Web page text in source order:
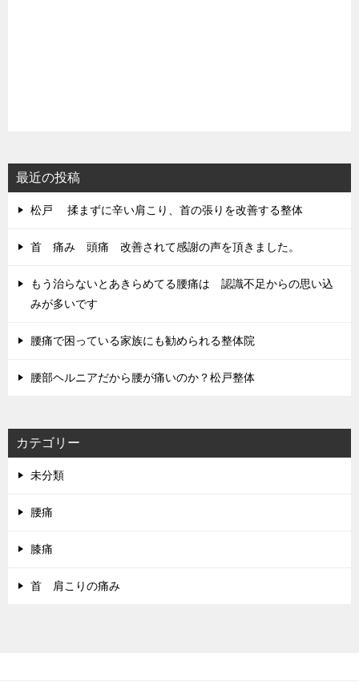
最近の投稿
松戸 揉まずに辛い肩こり、首の張りを改善する整体
首 痛み 頭痛 改善されて感謝の声を頂きました。
もう治らないとあきらめてる腰痛は 認識不足からの思い込
みが多いです
腰痛で困っている家族にも勧められる整体院
腰部ヘルニアだから腰が痛いのか？松戸整体
カテゴリー
未分類
腰痛
膝痛
首 肩こりの痛み